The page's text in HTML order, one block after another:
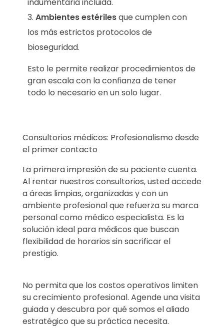
indumentaria incluida.
Ambientes estérilesque cumplen con
los más estrictos protocolos de
bioseguridad.
Esto le permite realizar procedimientos de
gran escala con la confianza de tener
todo lo necesario en un solo lugar.
Consultorios médicos: Profesionalismo desde
el primer contacto
La primera impresión de su paciente cuenta.
Al rentar nuestros consultorios, usted accede
a áreas limpias, organizadas y con un
ambiente profesional que refuerza su marca
personal como médico especialista. Es la
solución ideal para médicos que buscan
flexibilidad de horarios sin sacrificar el
prestigio.
No permita que los costos operativos limiten
su crecimiento profesional. Agende una visita
guiada y descubra por qué somos el aliado
estratégico que su práctica necesita.